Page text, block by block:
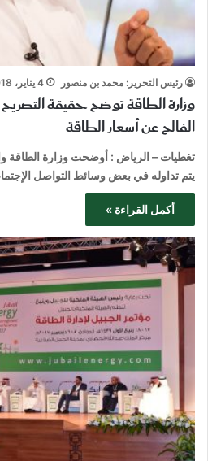
رئيس التحرير: محمد بن منصور 4 يناير، 2018
وزارة الطاقة توضح حقيقة
الفالح عن أسعار الطاقة
تغطيات – الرياض : أوضحت وزارة الطاقة
يتم تداوله في بعض وسائط التواصل
أكمل القراءة »